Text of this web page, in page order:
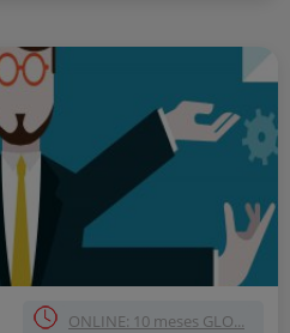
ONLINE: 10 meses GLO...